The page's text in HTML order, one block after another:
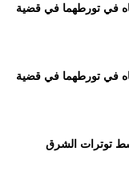
في تورطهما في قضية
في تورطهما في قضية
توترات الشرق